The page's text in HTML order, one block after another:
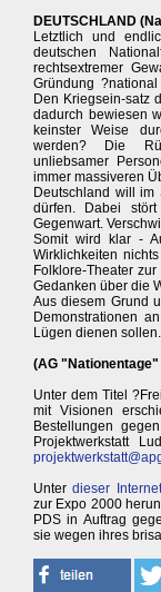
DEUTSCHLAND
Letztlich und
deutschen
rechtsextremer
Gründung
Den Kriegsein-satz
dadurch bewiesen
keinster Weise
werden? Die
unliebsamer
immer massiveren
Deutschland will im
dürfen. Dabei
Gegenwart.
Somit wird klar -
Wirklichkeiten
Folklore-Theater
Gedanken über die
Aus diesem Grund
Demonstrationen
Lügen dienen sollen.
(AG
Unter dem Titel
mit Visionen
Bestellungen
Projektwerkstatt
Unterdieser
zur Expo 2000
PDS in Auftrag
sie wegen ihres